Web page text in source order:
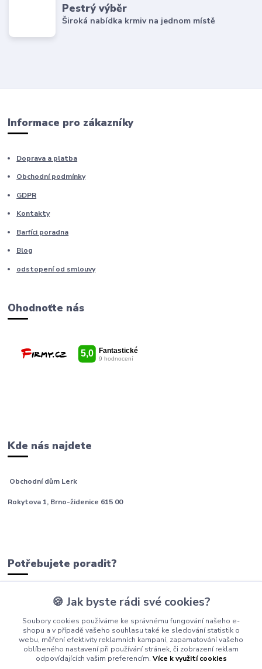
Pestrý výběr
Široká nabídka krmiv na jednom místě
Informace pro zákazníky
Doprava a platba
Obchodní podmínky
GDPR
Kontakty
Barfíci poradna
Blog
odstopení od smlouvy
Ohodnoťte nás
Kde nás najdete
Obchodní dům Lerk
Rokytova 1, Brno-židenice 615 00
Potřebujete poradit?
+420 605 277 576
info@barfici.cz
🍪 Jak byste rádi své cookies?
Soubory cookies používáme ke správnému fungování našeho e-
shopu a v případě vašeho souhlasu také ke sledování statistik o
webu, měření efektivity reklamních kampaní, zapamatování vašeho
oblíbeného nastavení při používání stránek, či zobrazení reklam
odpovídajících vašim preferencím. Více k využití cookies